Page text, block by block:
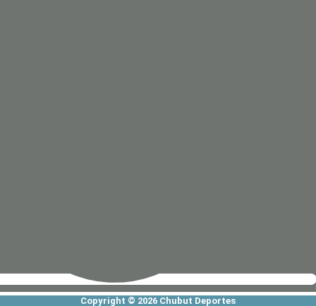
Copyright © 2026 Chubut Deportes